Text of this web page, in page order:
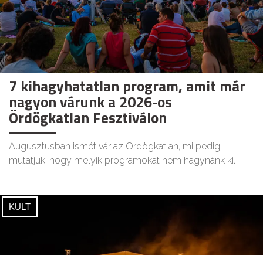
7 kihagyhatatlan program, amit már
nagyon várunk a 2026-os
Ördögkatlan Fesztiválon
Augusztusban ismét vár az Ördögkatlan, mi pedig
mutatjuk, hogy melyik programokat nem hagynánk ki.
KULT